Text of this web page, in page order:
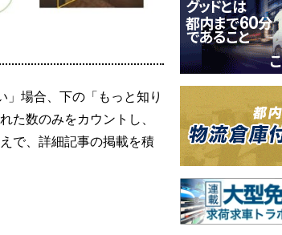
場合、下の「もっと知り
た数のみをカウントし、
で、詳細記事の掲載を積